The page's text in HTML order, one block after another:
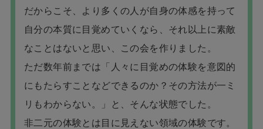
だからこそ、より多くの人が自身の体感を持って
自分の本質に目覚めていくなら、それ以上に素敵
なことはないと思い、この会を作りました。
ただ数年前までは「人々に目覚めの体験を意図的
にもたらすことなどできるのか？その方法が一ミ
リもわからない。」と、そんな状態でした。
非二元の体験とは目に見えない領域の体験です。